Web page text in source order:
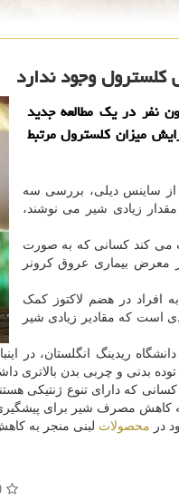
كلسترول وجود ندارد
بررسی حدود ۲ میلیون نفر در یک مطالعه جدید
میزان کلسترول مرتبط
از ساینس دیلی، بررسی سه
زیادی شیر می نوشند،
می کند کسانی که به صورت
کنند ۱۴٪ کمتر در معرض بیماری عروق کرونر
افراد در هضم لاکتوز کمک
است که مقادیر زیادی شیر
ریدینگ انگلستان، در
بدنی و چربی بدن بالاتری
که دارای تنوع ژنتیکی
کاهش مصرف شیر برای
در محصولات لبنی منجر به